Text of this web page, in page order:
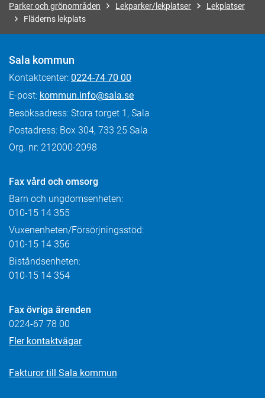
Parker och grönområden
Lekparker/lekplatser
Lekplatser
Fläderns lekplats
Sala kommun
Kontaktcenter: 0224-74 70 00
E-post: kommun.info@sala.se
Besöksadress: Stora torget 1, Sala
Postadress: Box 304, 733 25 Sala
Org. nr: 212000-2098
Fax vård och omsorg
Barn och ungdomsenheten:
010-15 14 355
Vuxenenheten/Försörjningsstöd:
010-15 14 356
Biståndsenheten:
010-15 14 354
Fax övriga ärenden
0224-67 78 00
Fler kontaktvägar
Fakturor till Sala kommun